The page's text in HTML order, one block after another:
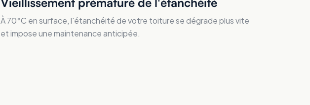
À 70°C en surface, l'étanchéité de votre toiture se dégrade plus vite
et impose une maintenance anticipée.